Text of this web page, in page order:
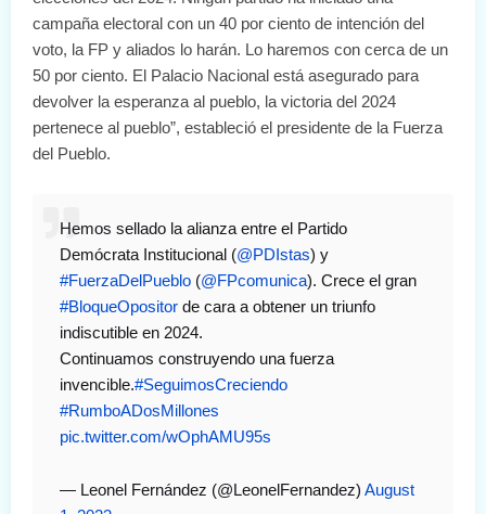
campaña electoral con un 40 por ciento de intención del
voto, la FP y aliados lo harán. Lo haremos con cerca de un
50 por ciento. El Palacio Nacional está asegurado para
devolver la esperanza al pueblo, la victoria del 2024
pertenece al pueblo”, estableció el presidente de la Fuerza
del Pueblo.
Hemos sellado la alianza entre el Partido
Demócrata Institucional (@PDIstas) y
#FuerzaDelPueblo (@FPcomunica). Crece el gran
#BloqueOpositor de cara a obtener un triunfo
indiscutible en 2024.
Continuamos construyendo una fuerza
invencible.#SeguimosCreciendo
#RumboADosMillones
pic.twitter.com/wOphAMU95s
— Leonel Fernández (@LeonelFernandez) August